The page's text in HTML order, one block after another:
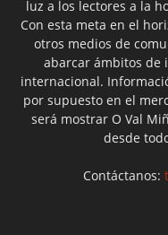
luz a los lectores a la
Con esta meta en el
otros medios de
abarcar ámbitos de
internacional.
por supuesto en el
será mostrar O Val
desde
Contáctanos: